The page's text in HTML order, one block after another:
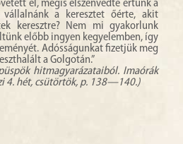
el, mégis elszenvedte értünk a
a keresztet őérte, akit
keresztre? Nem mi gyakorlunk
előbb ingyen kegyelemben, így
Adósságunkat fizetjük meg
a Golgotán.”
hitmagyarázataiból. Imaórák
4. hét, csütörtök, p. 138—140.)